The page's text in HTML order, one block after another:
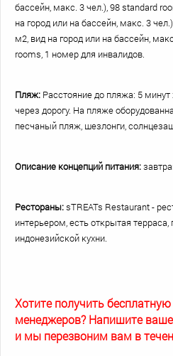
бассейн, макс. 3 чел.), 98 standard
на город или на бассейн, макс. 3
м2, вид на город или на бассейн,
rooms, 1 номер для инвалидов.
Пляж: Расстояние до пляжа: 5
через дорогу. На пляже
песчаный пляж, шезлонги,
Описание концепций питания:
Рестораны:sTREATs Restaurant -
интерьером, есть открытая
индонезийской кухни.
Хотите получить
менеджеров? Напишите
и мы перезвоним вам в